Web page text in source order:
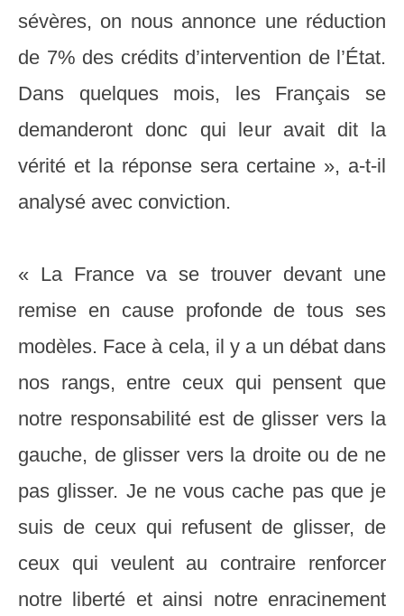
sévères, on nous annonce une réduction
de 7% des crédits d’intervention de l’État.
Dans quelques mois, les Français se
demanderont donc qui leur avait dit la
vérité et la réponse sera certaine », a-t-il
analysé avec conviction.
« La France va se trouver devant une
remise en cause profonde de tous ses
modèles. Face à cela, il y a un débat dans
nos rangs, entre ceux qui pensent que
notre responsabilité est de glisser vers la
gauche, de glisser vers la droite ou de ne
pas glisser. Je ne vous cache pas que je
suis de ceux qui refusent de glisser, de
ceux qui veulent au contraire renforcer
notre liberté et ainsi notre enracinement